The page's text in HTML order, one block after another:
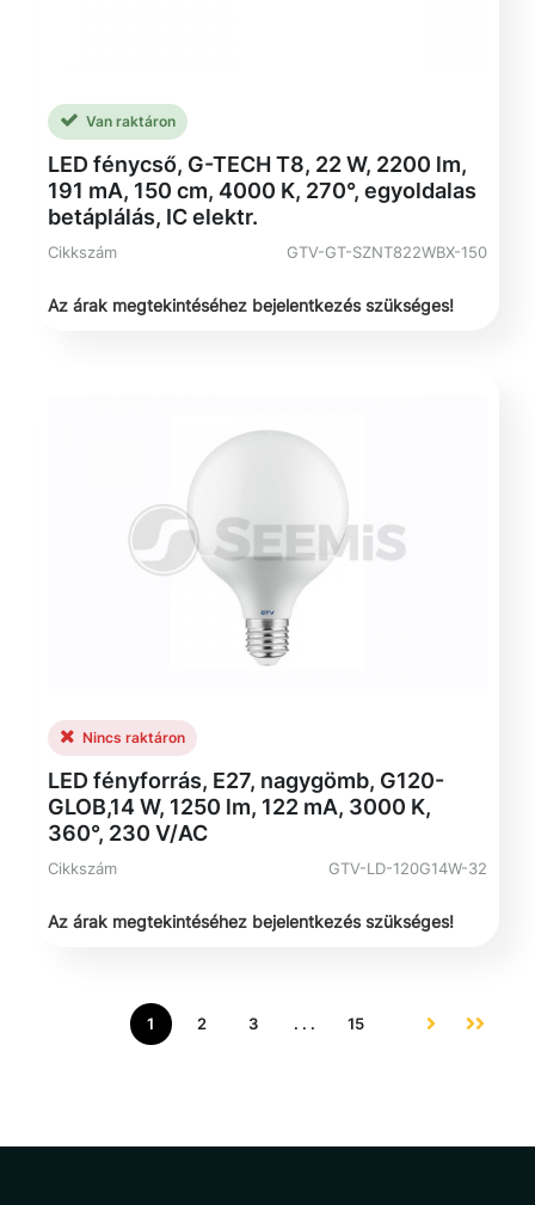
Van raktáron
LED fénycső, G-TECH T8, 22 W, 2200 lm,
191 mA, 150 cm, 4000 K, 270°, egyoldalas
betáplálás, IC elektr.
Cikkszám GTV-GT-SZNT822WBX-150
Az árak megtekintéséhez bejelentkezés szükséges!
Nincs raktáron
LED fényforrás, E27, nagygömb, G120-
GLOB,14 W, 1250 lm, 122 mA, 3000 K,
360°, 230 V/AC
Cikkszám GTV-LD-120G14W-32
Az árak megtekintéséhez bejelentkezés szükséges!
1 2 3 . . . 15